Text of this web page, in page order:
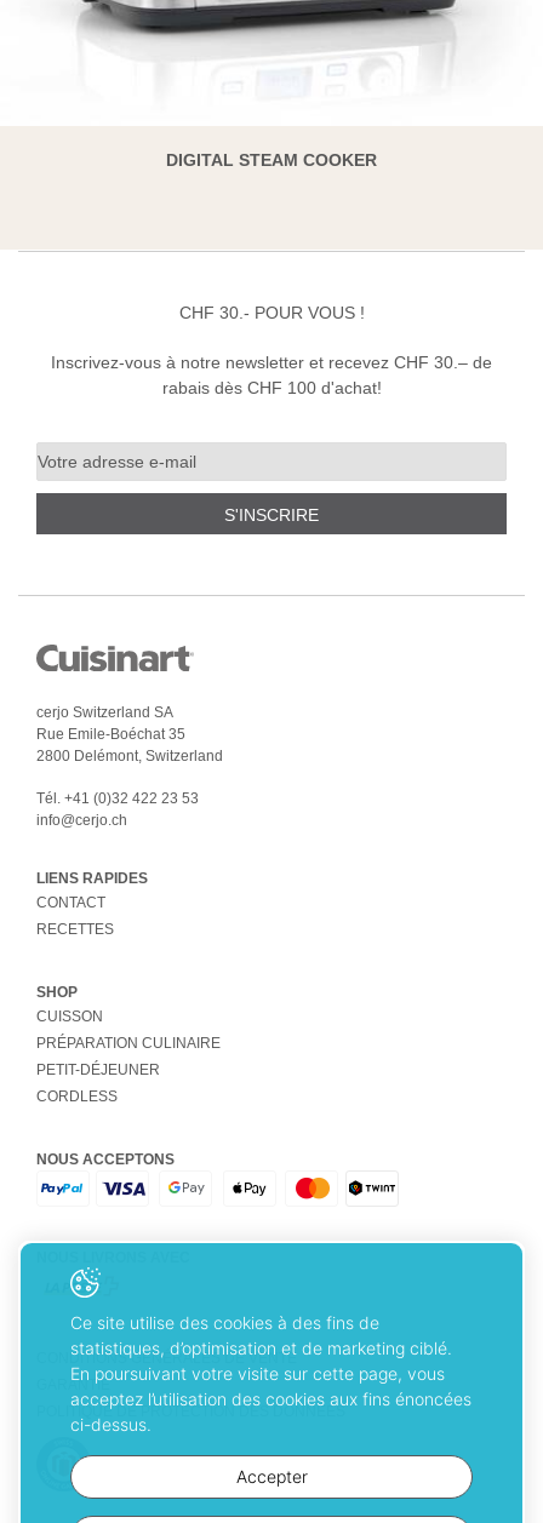
DIGITAL STEAM COOKER
CHF 30.- POUR VOUS !
Inscrivez-vous à notre newsletter et recevez CHF 30.– de
rabais dès CHF 100 d'achat!
S'INSCRIRE
cerjo Switzerland SA
Rue Emile-Boéchat 35
2800 Delémont, Switzerland
Tél. +41 (0)32 422 23 53
info@cerjo.ch
LIENS RAPIDES
CONTACT
RECETTES
SHOP
CUISSON
PRÉPARATION CULINAIRE
PETIT-DÉJEUNER
CORDLESS
NOUS ACCEPTONS
CONDITIONS GÉNÉRALES DE VENTE
GARANTIE
POLITIQUE DE PROTECTION DES DONNÉES
Ce site utilise des cookies à des fins de
statistiques, d’optimisation et de marketing ciblé.
En poursuivant votre visite sur cette page, vous
acceptez l’utilisation des cookies aux fins énoncées
ci-dessus.
Accepter